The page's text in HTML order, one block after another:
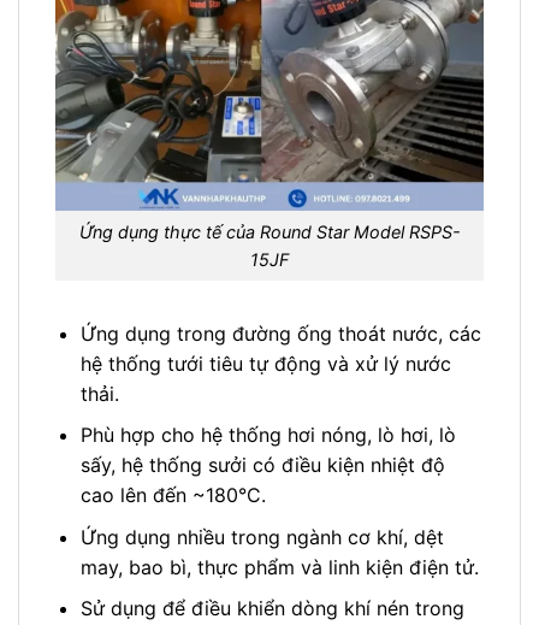
Ứng dụng thực tế của Round Star Model RSPS-
15JF
Ứng dụng trong đường ống thoát nước, các
hệ thống tưới tiêu tự động và xử lý nước
thải.
Phù hợp cho hệ thống hơi nóng, lò hơi, lò
sấy, hệ thống sưởi có điều kiện nhiệt độ
cao lên đến ~180°C.
Ứng dụng nhiều trong ngành cơ khí, dệt
may, bao bì, thực phẩm và linh kiện điện tử.
Sử dụng để điều khiển dòng khí nén trong